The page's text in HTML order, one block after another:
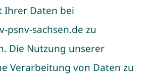
Ihrer Daten bei
psnv-sachsen.de zu
Die Nutzung unserer
Verarbeitung von Daten zu